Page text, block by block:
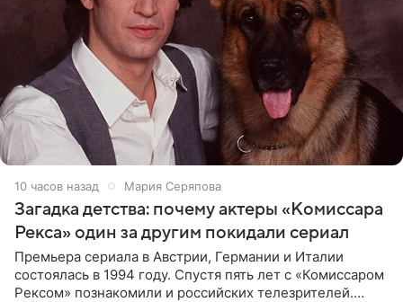
10 часов назад Мария Серяпова
Загадка детства: почему актеры «Комиссара
Рекса» один за другим покидали сериал
Премьера сериала в Австрии, Германии и Италии
состоялась в 1994 году. Спустя пять лет с «Комиссаром
Рексом» познакомили и российских телезрителей.